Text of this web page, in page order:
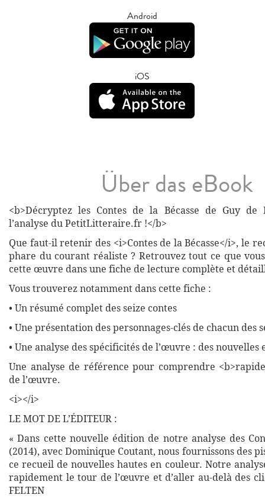
Android
iOS
Über das eBook
<b>Décryptez les Contes de la Bécasse de Guy de
l’analyse du PetitLitteraire.fr !</b>
Que faut-il retenir des <i>Contes de la Bécasse</i>, le
phare du courant réaliste ? Retrouvez tout ce que
cette œuvre dans une fiche de lecture complète et
Vous trouverez notamment dans cette fiche :
• Un résumé complet des seize contes
• Une présentation des personnages-clés de chacun des
• Une analyse des spécificités de l’œuvre : des nouvelles
Une analyse de référence pour comprendre
de l’œuvre.
<i></i>
LE MOT DE L’ÉDITEUR :
« Dans cette nouvelle édition de notre analyse des
(2014), avec Dominique Coutant, nous fournissons des
ce recueil de nouvelles hautes en couleur. Notre
rapidement le tour de l’œuvre et d’aller au-delà des
FELTEN